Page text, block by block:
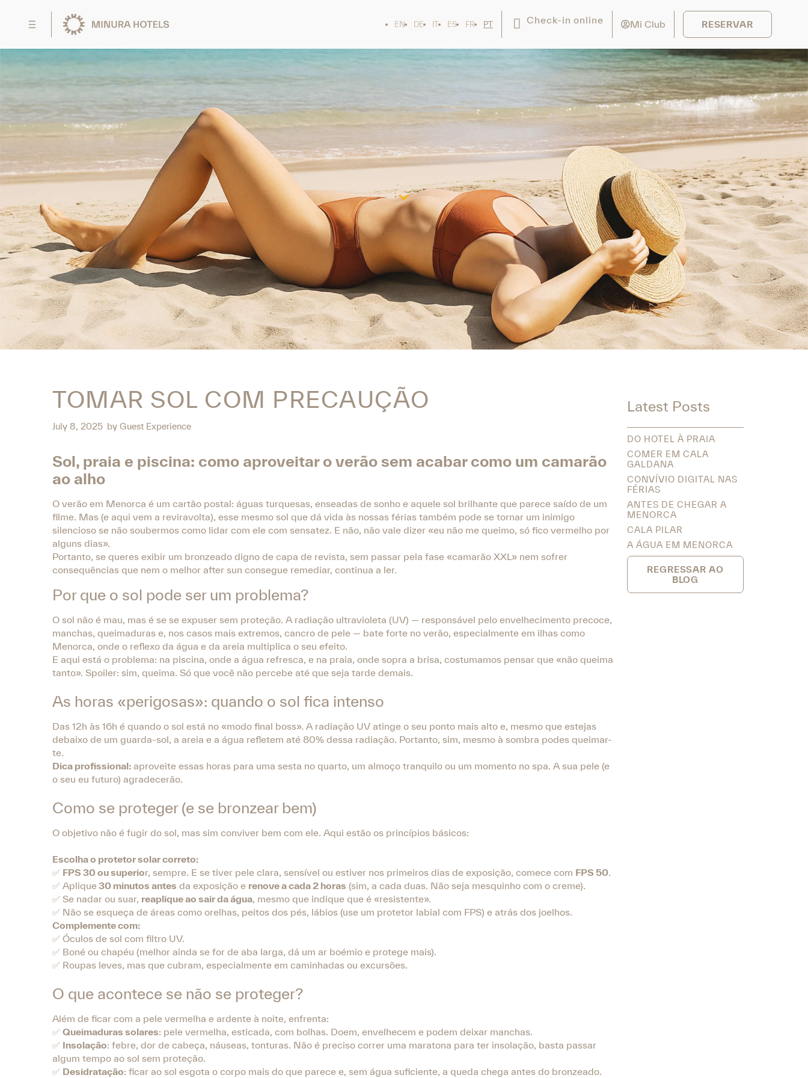
EN DE IT ES FR PT Check-in online Mi Club RESERVAR
TOMAR SOL COM PRECAUÇÃO
July 8, 2025 by Guest Experience
Sol, praia e piscina: como aproveitar o verão sem acabar como um camarão
ao alho
O verão em Menorca é um cartão postal: águas turquesas, enseadas de sonho e aquele sol brilhante que parece saído de um
filme. Mas (e aqui vem a reviravolta), esse mesmo sol que dá vida às nossas férias também pode se tornar um inimigo
silencioso se não soubermos como lidar com ele com sensatez. E não, não vale dizer «eu não me queimo, só fico vermelho por
alguns dias».
Portanto, se queres exibir um bronzeado digno de capa de revista, sem passar pela fase «camarão XXL» nem sofrer
consequências que nem o melhor after sun consegue remediar, continua a ler.
Por que o sol pode ser um problema?
O sol não é mau, mas é se se expuser sem proteção. A radiação ultravioleta (UV) — responsável pelo envelhecimento precoce,
manchas, queimaduras e, nos casos mais extremos, cancro de pele — bate forte no verão, especialmente em ilhas como
Menorca, onde o reflexo da água e da areia multiplica o seu efeito.
E aqui está o problema: na piscina, onde a água refresca, e na praia, onde sopra a brisa, costumamos pensar que «não queima
tanto». Spoiler: sim, queima. Só que você não percebe até que seja tarde demais.
As horas «perigosas»: quando o sol fica intenso
Das 12h às 16h é quando o sol está no «modo final boss». A radiação UV atinge o seu ponto mais alto e, mesmo que estejas
debaixo de um guarda-sol, a areia e a água refletem até 80% dessa radiação. Portanto, sim, mesmo à sombra podes queimar-
te.
Dica profissional: aproveite essas horas para uma sesta no quarto, um almoço tranquilo ou um momento no spa. A sua pele (e
o seu eu futuro) agradecerão.
Como se proteger (e se bronzear bem)
O objetivo não é fugir do sol, mas sim conviver bem com ele. Aqui estão os princípios básicos:
Escolha o protetor solar correto:
✅ FPS 30 ou superior, sempre. E se tiver pele clara, sensível ou estiver nos primeiros dias de exposição, comece com FPS 50.
✅ Aplique30 minutos antes da exposição e renove a cada 2 horas (sim, a cada duas. Não seja mesquinho com o creme).
✅ Se nadar ou suar, reaplique ao sair da água, mesmo que indique que é «resistente».
✅ Não se esqueça de áreas como orelhas, peitos dos pés, lábios (use um protetor labial com FPS) e atrás dos joelhos.
Complemente com:
✅ Óculos de sol com filtro UV.
✅ Boné ou chapéu (melhor ainda se for de aba larga, dá um ar boémio e protege mais).
✅ Roupas leves, mas que cubram, especialmente em caminhadas ou excursões.
O que acontece se não se proteger?
Além de ficar com a pele vermelha e ardente à noite, enfrenta:
✅ Queimaduras solares: pele vermelha, esticada, com bolhas. Doem, envelhecem e podem deixar manchas.
✅ Insolação: febre, dor de cabeça, náuseas, tonturas. Não é preciso correr uma maratona para ter insolação, basta passar
algum tempo ao sol sem proteção.
✅ Desidratação: ficar ao sol esgota o corpo mais do que parece e, sem água suficiente, a queda chega antes do bronzeado.
Latest Posts
DO HOTEL À PRAIA
COMER EM CALA
GALDANA
CONVÍVIO DIGITAL NAS
FÉRIAS
ANTES DE CHEGAR A
MENORCA
CALA PILAR
A ÁGUA EM MENORCA
REGRESSAR AO
BLOG